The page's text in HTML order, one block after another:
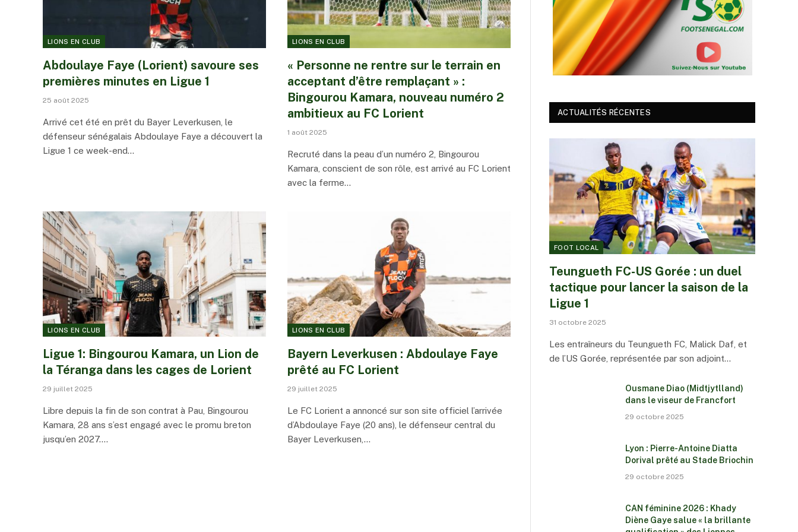
LIONS EN CLUB
Abdoulaye Faye (Lorient) savoure ses
premières minutes en Ligue 1
25 août 2025
Arrivé cet été en prêt du Bayer Leverkusen, le
défenseur sénégalais Abdoulaye Faye a découvert la
Ligue 1 ce week-end…
LIONS EN CLUB
« Personne ne rentre sur le terrain en
acceptant d’être remplaçant » :
Bingourou Kamara, nouveau numéro 2
ambitieux au FC Lorient
1 août 2025
Recruté dans la peau d’un numéro 2, Bingourou
Kamara, conscient de son rôle, est arrivé au FC Lorient
avec la ferme…
LIONS EN CLUB
Ligue 1: Bingourou Kamara, un Lion de
la Téranga dans les cages de Lorient
29 juillet 2025
Libre depuis la fin de son contrat à Pau, Bingourou
Kamara, 28 ans s’est engagé avec le promu breton
jusqu’en 2027.…
LIONS EN CLUB
Bayern Leverkusen : Abdoulaye Faye
prêté au FC Lorient
29 juillet 2025
Le FC Lorient a annoncé sur son site officiel l’arrivée
d’Abdoulaye Faye (20 ans), le défenseur central du
Bayer Leverkusen,…
ACTUALITÉS RÉCENTES
FOOT LOCAL
Teungueth FC-US Gorée : un duel
tactique pour lancer la saison de la
Ligue 1
31 octobre 2025
Les entraîneurs du Teungueth FC, Malick Daf, et
de l’US Gorée, représentée par son adjoint…
Ousmane Diao (Midtjytlland)
dans le viseur de Francfort
29 octobre 2025
Lyon : Pierre-Antoine Diatta
Dorival prêté au Stade Briochin
29 octobre 2025
CAN féminine 2026 : Khady
Diène Gaye salue « la brillante